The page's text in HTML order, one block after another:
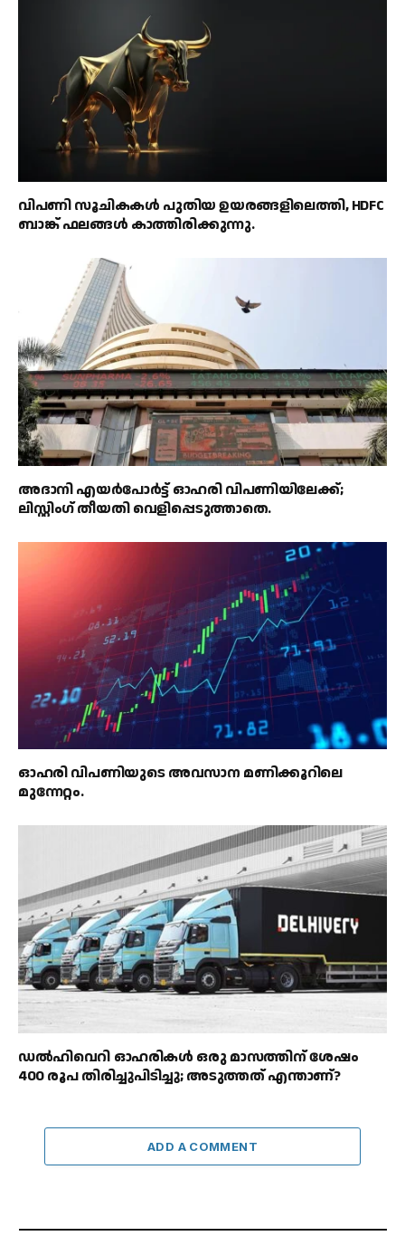
വിപണി സൂചികകൾ പുതിയ ഉയരങ്ങളിലെത്തി, HDFC
ബാങ്ക് ഫലങ്ങൾ കാത്തിരിക്കുന്നു.
അദാനി എയർപോർട്ട് ഓഹരി വിപണിയിലേക്ക്;
ലിസ്റ്റിംഗ് തീയതി വെളിപ്പെടുത്താതെ.
ഓഹരി വിപണിയുടെ അവസാന മണിക്കൂറിലെ
മുന്നേറ്റം.
ഡൽഹിവെറി ഓഹരികൾ ഒരു മാസത്തിന് ശേഷം
400 രൂപ തിരിച്ചുപിടിച്ചു; അടുത്തത് എന്താണ്?
ADD A COMMENT